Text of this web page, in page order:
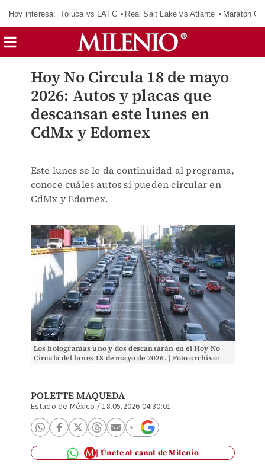
Hoy interesa: Toluca vs LAFC Real Salt Lake vs Atlante Maratón
Hoy No Circula 18 de mayo
2026: Autos y placas que
descansan este lunes en
CdMx y Edomex
Este lunes se le da continuidad al programa,
conoce cuáles autos sí pueden circular en
CdMx y Edomex.
Los hologramas uno y dos descansarán en el Hoy No
Circula del lunes 18 de mayo de 2026. | Foto archivo:
POLETTE MAQUEDA
Estado de México /18.05.2026 04:30:01
Únete al canal de Milenio